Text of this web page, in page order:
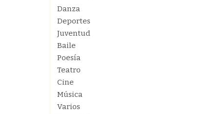
Danza
Deportes
Juventud
Baile
Poesía
Teatro
Cine
Música
Varios